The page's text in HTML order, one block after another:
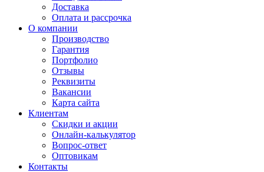
Доставка
Оплата и рассрочка
О компании
Производство
Гарантия
Портфолио
Отзывы
Реквизиты
Вакансии
Карта сайта
Клиентам
Скидки и акции
Онлайн-калькулятор
Вопрос-ответ
Оптовикам
Контакты